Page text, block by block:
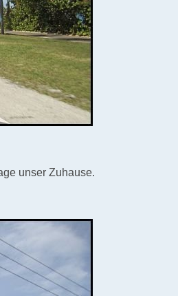
unser Zuhause.